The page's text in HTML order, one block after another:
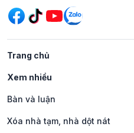
Trang chủ
Xem nhiều
Bàn và luận
Xóa nhà tạm, nhà dột nát